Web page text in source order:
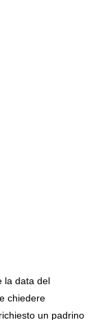
la data del
chiedere
un padrino